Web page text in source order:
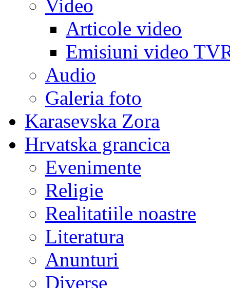
Video
Articole video
Emisiuni video
Audio
Galeria foto
Karasevska Zora
Hrvatska grancica
Evenimente
Religie
Realitatiile noastre
Literatura
Anunturi
Diverse